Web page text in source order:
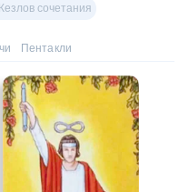
сочетания
Пентакли